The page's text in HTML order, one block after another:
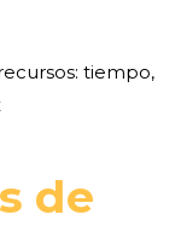
tiempo,
de